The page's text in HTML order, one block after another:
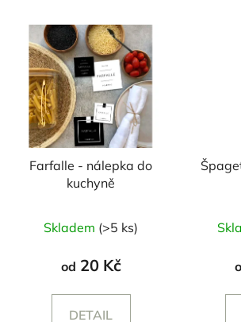
Farfalle - nálepka do
kuchyně
Skladem (>5 ks)
od 20 Kč
DETAIL